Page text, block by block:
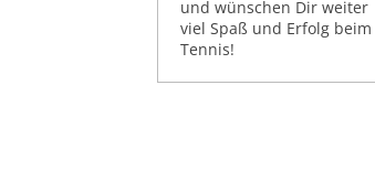
und wünschen Dir weiter
viel Spaß und Erfolg beim
Tennis!